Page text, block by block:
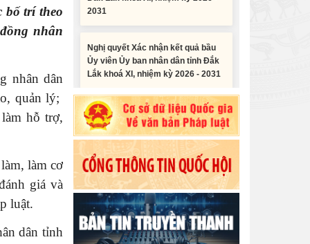
bố trí theo
nhân
nhân dân
quản lý;
hỗ trợ,
làm cơ
giá và
luật.
dân tỉnh
Nghị quyết Xác nhận kết quả bầu
Lắk khoá XI, nhiệm kỳ 2026 - 2031
bố trí nguồn vốn đối ứng ngân sách
địa phương để thực hiện Dự án
Xây dựng Trụ sở làm...
Nghị quyết về việc phân bổ kế
hoạch vốn đầu tư phát triển được
phép kéo dài thời gian sang năm
2026 thực hiện và giải...
Nghị quyết Vê việc điều chinh và
Tiểu phẩm audio spot Tiếng Ê đê -
TP25
Tiểu phẩm audio spot Tiếng Ê đê -
TP24
Tiểu phẩm audio spot Tiếng Ê đê -
TP23